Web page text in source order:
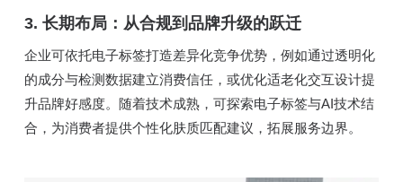
3. 长期布局：从合规到品牌升级的跃迁
企业可依托电子标签打造差异化竞争优势，例如通过透明化
的成分与检测数据建立消费信任，或优化适老化交互设计提
升品牌好感度。随着技术成熟，可探索电子标签与AI技术结
合，为消费者提供个性化肤质匹配建议，拓展服务边界。